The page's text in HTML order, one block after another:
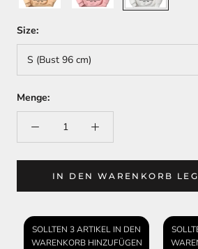
Size:
S (Bust 96 cm)
Menge:
IN DEN WARENKORB
SOLLTEN 3 ARTIKEL IN DEN
WARENKORB HINZUFÜGEN